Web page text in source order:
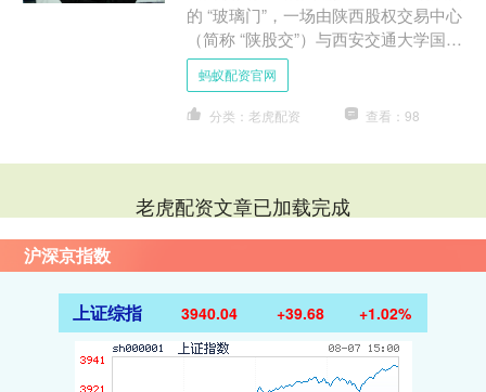
的 “玻璃门”，一场由陕西股权交易中心
（简称 “陕股交”）与西安交通大学国家
技术转移中心联手推动的创新实践，正
为科技成果转化开....
蚂蚁配资官网
分类：老虎配资 查看：98
老虎配资文章已加载完成
沪深京指数
上证综指 3940.04 +39.68 +1.02%